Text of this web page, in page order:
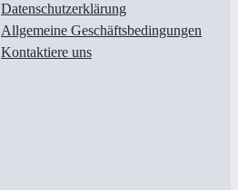
Datenschutzerklärung
Allgemeine Geschäftsbedingungen
Kontaktiere uns